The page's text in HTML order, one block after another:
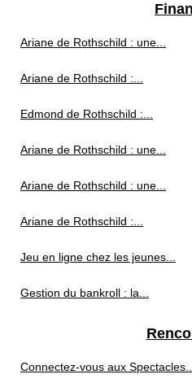
Ariane de Rothschild : une...
Ariane de Rothschild :...
Edmond de Rothschild :...
Ariane de Rothschild : une...
Ariane de Rothschild : une...
Ariane de Rothschild :...
Jeu en ligne chez les jeunes...
Gestion du bankroll : la...
Connectez-vous aux Spectacles...